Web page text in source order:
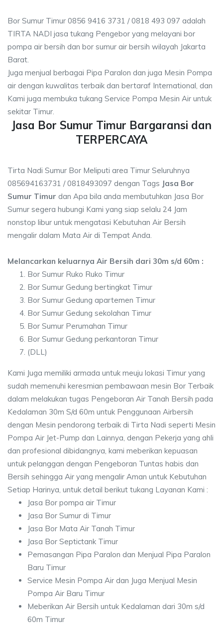
Bor Sumur Timur 0856 9416 3731 / 0818 493 097 adalah
TIRTA NADI jasa tukang Pengebor yang melayani bor
pompa air bersih dan bor sumur air bersih wilayah Jakarta
Barat.
Juga menjual berbagai Pipa Paralon dan juga Mesin Pompa
air dengan kuwalitas terbaik dan bertaraf International, dan
Kami juga membuka tukang Service Pompa Mesin Air untuk
sekitar Timur.
Jasa Bor Sumur Timur Bargaransi dan
TERPERCAYA
Tirta Nadi Sumur Bor Meliputi area Timur Seluruhnya
085694163731 / 0818493097 dengan Tags Jasa Bor
Sumur Timur dan Apa bila anda membutuhkan Jasa Bor
Sumur segera hubungi Kami yang siap selalu 24 Jam
nonstop libur untuk mengatasi Kebutuhan Air Bersih
mengalir dalam Mata Air di Tempat Anda.
Melancarkan keluarnya Air Bersih dari 30m s/d 60m :
Bor Sumur Ruko Ruko Timur
Bor Sumur Gedung bertingkat Timur
Bor Sumur Gedung apartemen Timur
Bor Sumur Gedung sekolahan Timur
Bor Sumur Perumahan Timur
Bor Sumur Gedung perkantoran Timur
(DLL)
Kami Juga memiliki armada untuk meuju lokasi Timur yang
sudah memenuhi keresmian pembawaan mesin Bor Terbaik
dalam melakukan tugas Pengeboran Air Tanah Bersih pada
Kedalaman 30m S/d 60m untuk Penggunaan Airbersih
dengan Mesin pendorong terbaik di Tirta Nadi seperti Mesin
Pompa Air Jet-Pump dan Lainnya, dengan Pekerja yang ahli
dan profesional dibidangnya, kami meberikan kepuasan
untuk pelanggan dengan Pengeboran Tuntas habis dan
Bersih sehingga Air yang mengalir Aman untuk Kebutuhan
Setiap Harinya, untuk detail berikut tukang Layanan Kami :
Jasa Bor pompa air Timur
Jasa Bor Sumur di Timur
Jasa Bor Mata Air Tanah Timur
Jasa Bor Septictank Timur
Pemasangan Pipa Paralon dan Menjual Pipa Paralon
Baru Timur
Service Mesin Pompa Air dan Juga Menjual Mesin
Pompa Air Baru Timur
Meberikan Air Bersih untuk Kedalaman dari 30m s/d
60m Timur